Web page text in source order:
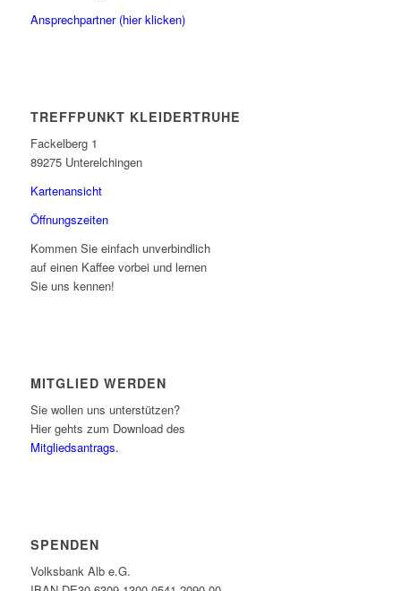
Ansprechpartner (hier klicken)
TREFFPUNKT KLEIDERTRUHE
Fackelberg 1
89275 Unterelchingen
Kartenansicht
Öffnungszeiten
Kommen Sie einfach unverbindlich
auf einen Kaffee vorbei und lernen
Sie uns kennen!
MITGLIED WERDEN
Sie wollen uns unterstützen?
Hier gehts zum Download des
Mitgliedsantrags.
SPENDEN
Volksbank Alb e.G.